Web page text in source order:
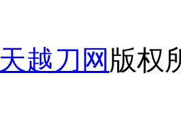
天越刀网 版权